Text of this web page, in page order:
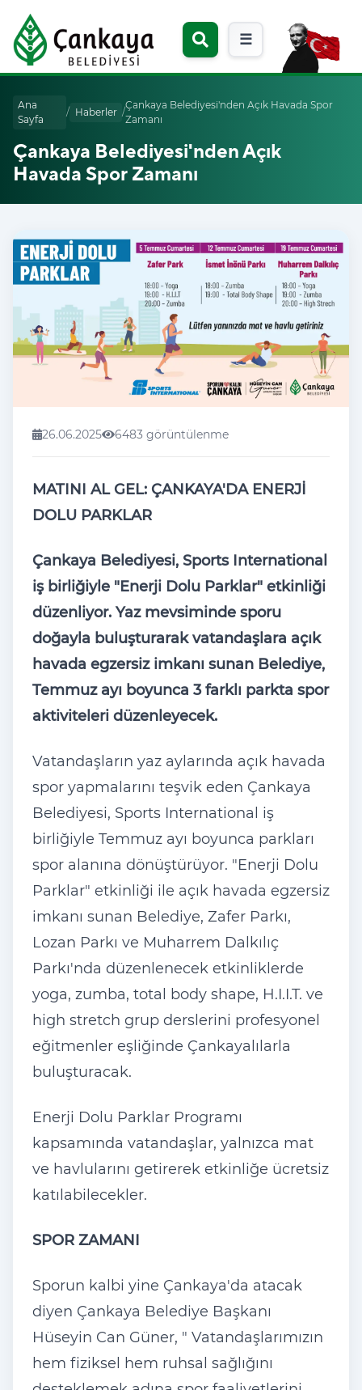
☰
Ana
Sayfa
/ Haberler /
Çankaya Belediyesi'nden Açık Havada Spor
Zamanı
Çankaya Belediyesi'nden Açık
Havada Spor Zamanı
26.06.2025 6483 görüntülenme
MATINI AL GEL: ÇANKAYA'DA ENERJİ
DOLU PARKLAR
Çankaya Belediyesi, Sports International
iş birliğiyle "Enerji Dolu Parklar" etkinliği
düzenliyor. Yaz mevsiminde sporu
doğayla buluşturarak vatandaşlara açık
havada egzersiz imkanı sunan Belediye,
Temmuz ayı boyunca 3 farklı parkta spor
aktiviteleri düzenleyecek.
Vatandaşların yaz aylarında açık havada
spor yapmalarını teşvik eden Çankaya
Belediyesi, Sports International iş
birliğiyle Temmuz ayı boyunca parkları
spor alanına dönüştürüyor. "Enerji Dolu
Parklar" etkinliği ile açık havada egzersiz
imkanı sunan Belediye, Zafer Parkı,
Lozan Parkı ve Muharrem Dalkılıç
Parkı'nda düzenlenecek etkinliklerde
yoga, zumba, total body shape, H.I.I.T. ve
high stretch grup derslerini profesyonel
eğitmenler eşliğinde Çankayalılarla
buluşturacak.
Enerji Dolu Parklar Programı
kapsamında vatandaşlar, yalnızca mat
ve havlularını getirerek etkinliğe ücretsiz
katılabilecekler.
SPOR ZAMANI
Sporun kalbi yine Çankaya'da atacak
diyen Çankaya Belediye Başkanı
Hüseyin Can Güner, " Vatandaşlarımızın
hem fiziksel hem ruhsal sağlığını